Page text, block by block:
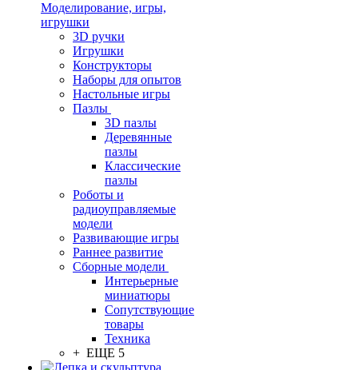
Моделирование, игры,
игрушки
3D ручки
Игрушки
Конструкторы
Наборы для опытов
Настольные игры
Пазлы
3D пазлы
Деревянные
пазлы
Классические
пазлы
Роботы и
радиоуправляемые
модели
Развивающие игры
Раннее развитие
Сборные модели
Интерьерные
миниатюры
Сопутствующие
товары
Техника
+ ЕЩЕ 5